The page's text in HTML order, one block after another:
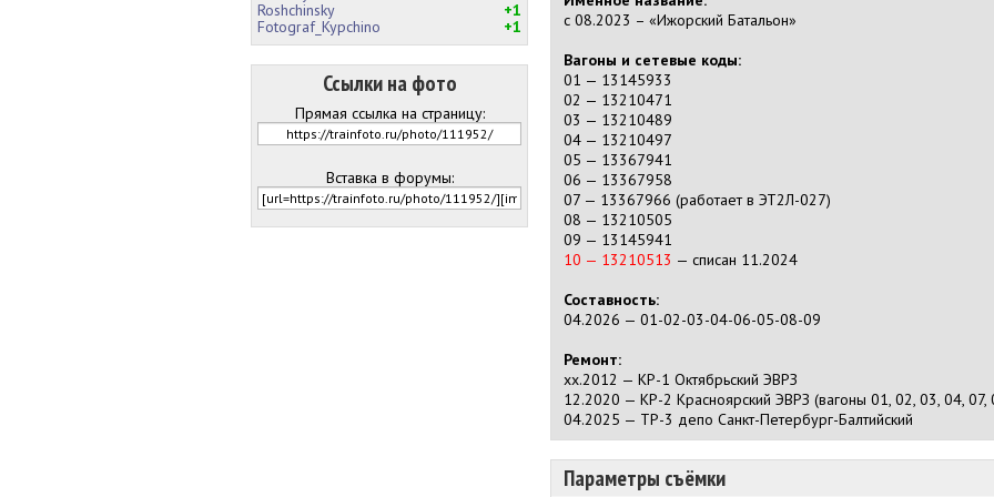
Roshchinsky
+1
Fotograf_Kypchino
+1
Ссылки на фото
Прямая ссылка на страницу:
Вставка в форумы:
с 08.2023 – «Ижорский Батальон»
Вагоны и сетевые коды:
01 — 13145933
02 — 13210471
03 — 13210489
04 — 13210497
05 — 13367941
06 — 13367958
07 — 13367966 (работает в ЭТ2Л-027)
08 — 13210505
09 — 13145941
10 — 13210513 — списан 11.2024
Составность:
04.2026 — 01-02-03-04-06-05-08-09
Ремонт:
хх.2012 — КР-1 Октябрьский ЭВРЗ
12.2020 — КР-2 Красноярский ЭВРЗ (вагоны 01, 02, 03, 04, 07,
04.2025 — ТР-3 депо Санкт-Петербург-Балтийский
Параметры съёмки